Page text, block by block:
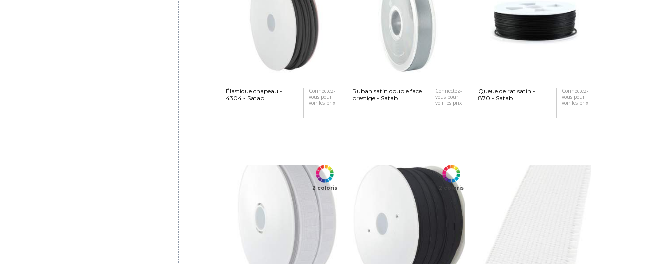
Élastique chapeau -
4304 - Satab
Connectez-
vous pour
voir les prix
Ruban satin double face
prestige - Satab
Connectez-
vous pour
voir les prix
Queue de rat satin -
870 - Satab
Connectez-
vous pour
voir les prix
2 coloris 2 coloris